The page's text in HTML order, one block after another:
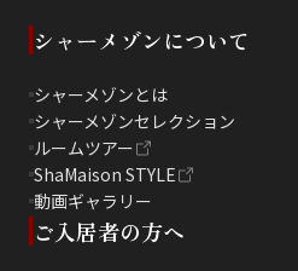
シャーメゾンについて
シャーメゾンとは
シャーメゾンセレクション
ルームツアー
ShaMaison STYLE
動画ギャラリー
ご入居者の方へ